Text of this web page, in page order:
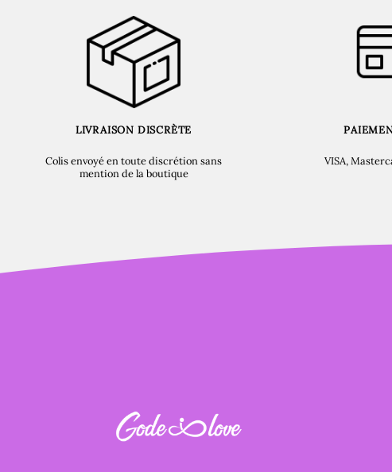
LIVRAISON DISCRÈTE
Colis envoyé en toute discrétion sans
mention de la boutique
VISA,